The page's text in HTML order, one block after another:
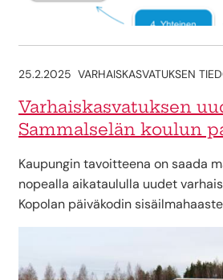
25.2.2025 VARHAISKASVATUKSEN
Varhaiskasvatuksen
Sammalselän koulun
Kaupungin tavoitteena on saada
nopealla aikataululla uudet
Kopolan päiväkodin